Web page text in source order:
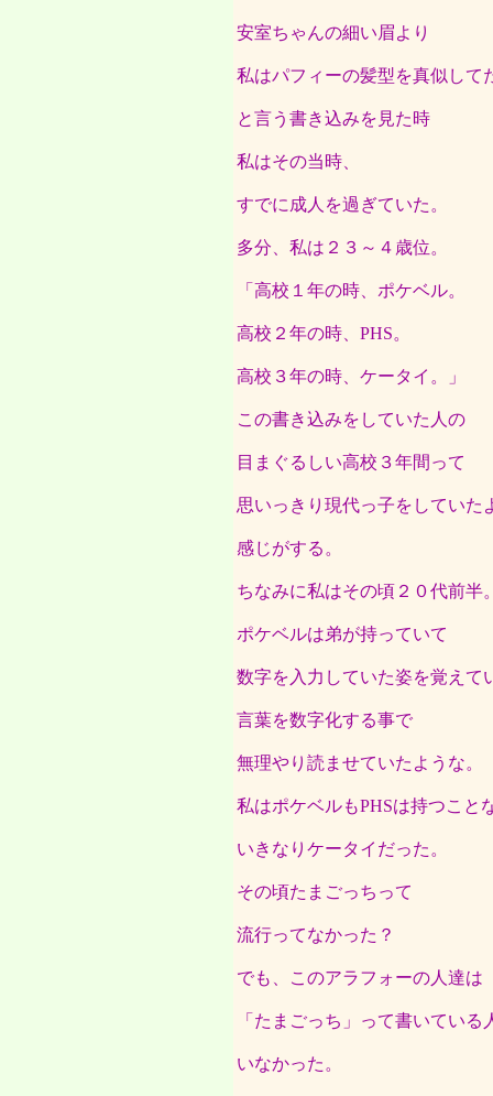
安室ちゃんの細い眉より
私はパフィーの髪型を真似して
と言う書き込みを見た時
私はその当時、
すでに成人を過ぎていた。
多分、私は２３～４歳位。
「高校１年の時、ポケベル。
高校２年の時、PHS。
高校３年の時、ケータイ。」
この書き込みをしていた人の
目まぐるしい高校３年間って
思いっきり現代っ子をしていた
感じがする。
ちなみに私はその頃２０代前半
ポケベルは弟が持っていて
数字を入力していた姿を覚えて
言葉を数字化する事で
無理やり読ませていたような。
私はポケベルもPHSは持つこと
いきなりケータイだった。
その頃たまごっちって
流行ってなかった？
でも、このアラフォーの人達は
「たまごっち」って書いている
いなかった。